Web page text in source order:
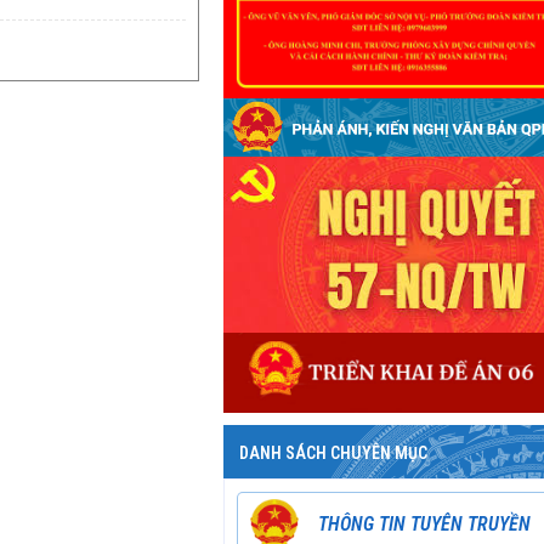
DANH SÁCH CHUYÊN MỤC
THÔNG TIN TUYÊN TRUYỀN